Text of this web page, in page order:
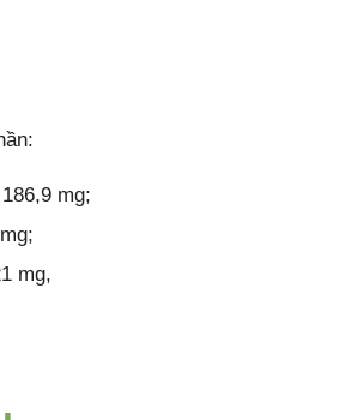
mg;
mg,